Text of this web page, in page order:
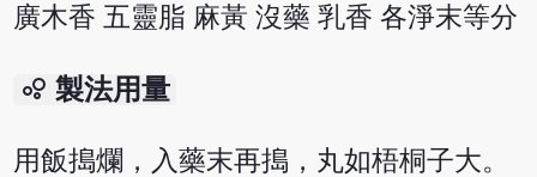
廣木香 五靈脂 麻黃 沒藥 乳香 各淨末等分
bubble_chart 製法用量
用飯搗爛，入藥末再搗，丸如梧桐子大。